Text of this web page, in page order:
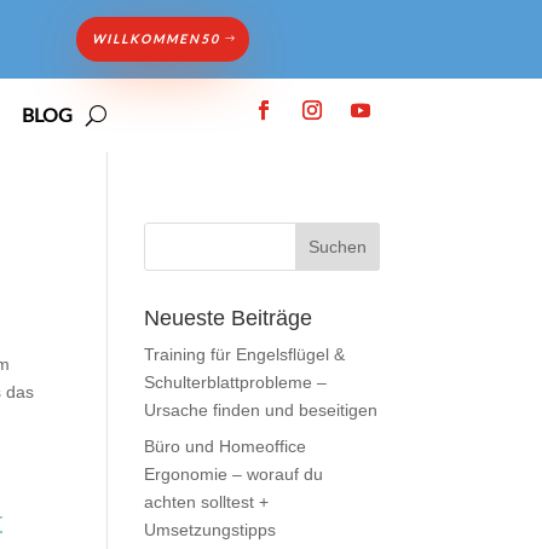
WILLKOMMEN50
BLOG
das
Neueste Beiträge
Training für Engelsflügel &
Schulterblattprobleme –
Ursache finden und beseitigen
Büro und Homeoffice
Ergonomie – worauf du
achten solltest +
Umsetzungstipps